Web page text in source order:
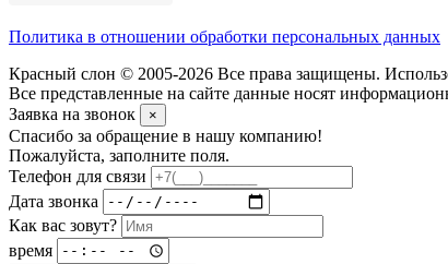
Политика в отношении обработки персональных данных
Красный слон © 2005-2026 Все права защищены.
Все представленные на сайте данные носят
Заявка на звонок
×
Спасибо за обращение в нашу компанию!
Пожалуйста, заполните поля.
Телефон для связи
Дата звонка
Как вас зовут?
время